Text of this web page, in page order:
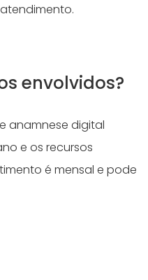
envolvidos?
anamnese digital
e os recursos
é mensal e pode